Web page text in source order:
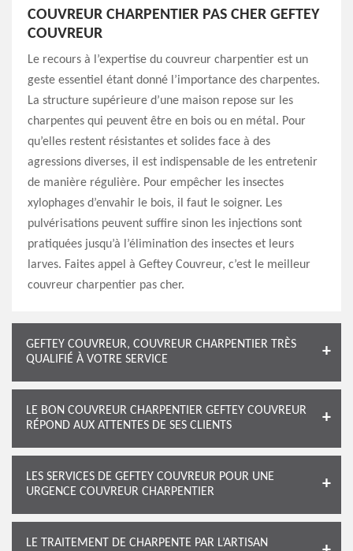
COUVREUR CHARPENTIER PAS CHER GEFTEY
COUVREUR
Le recours à l’expertise du couvreur charpentier est un
geste essentiel étant donné l’importance des charpentes.
La structure supérieure d’une maison repose sur les
charpentes qui peuvent être en bois ou en métal. Pour
qu’elles restent résistantes et solides face à des
agressions diverses, il est indispensable de les entretenir
de manière régulière. Pour empêcher les insectes
xylophages d’envahir le bois, il faut le soigner. Les
pulvérisations peuvent suffire sinon les injections sont
pratiquées jusqu’à l’élimination des insectes et leurs
larves. Faites appel à Geftey Couvreur, c’est le meilleur
couvreur charpentier pas cher.
GEFTEY COUVREUR, COUVREUR CHARPENTIER TRÈS
QUALIFIÉ À VOTRE SERVICE
LE BON COUVREUR CHARPENTIER GEFTEY COUVREUR
RÉPOND AUX ATTENTES DE SES CLIENTS
LES SERVICES DE GEFTEY COUVREUR POUR UNE
URGENCE COUVREUR CHARPENTIER
LE TRAITEMENT DE CHARPENTE PAR L’ARTISAN